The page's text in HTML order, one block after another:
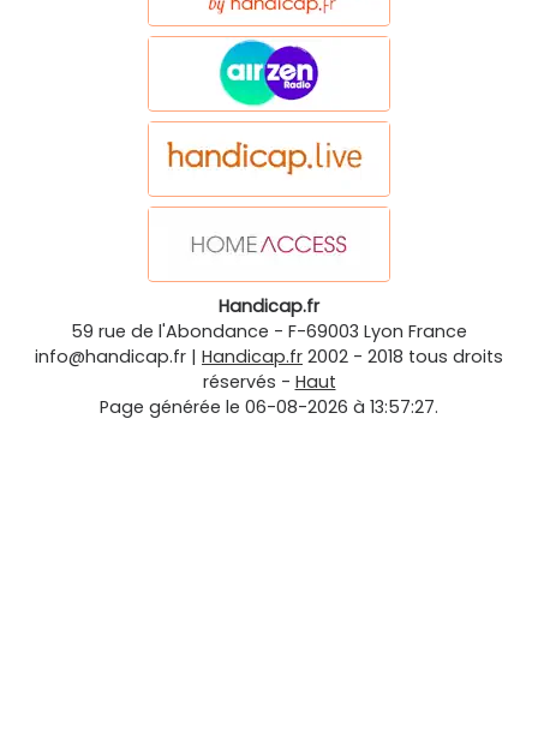
Handicap.fr
59 rue de l'Abondance - F-69003 Lyon France
info@handicap.fr | Handicap.fr 2002 - 2018 tous droits
réservés - Haut
Page générée le 06-08-2026 à 13:57:27.